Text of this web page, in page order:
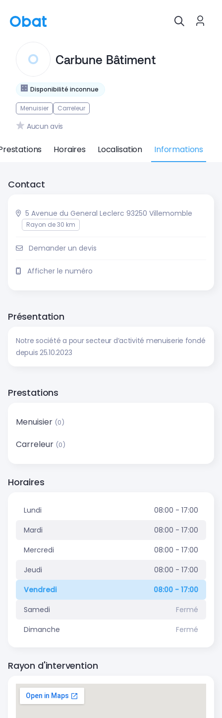
Disponibilité inconnue
Carbune Bâtiment
Menuisier Carreleur
Aucun avis
Horaires Localisation Informations
Contact
5 Avenue du General Leclerc 93250 Villemomble
Rayon de 30 km
Demander un devis
Afficher le numéro
Présentation
Notre société a pour secteur d’activité menuiserie fondé
depuis 25.10.2023
Prestations
Menuisier (0)
Carreleur (0)
Horaires
Lundi
08:00 - 17:00
Mardi
08:00 - 17:00
Mercredi
08:00 - 17:00
Jeudi
08:00 - 17:00
Vendredi
08:00 - 17:00
Samedi
Fermé
Dimanche
Fermé
Rayon d'intervention